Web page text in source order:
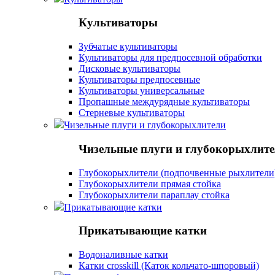
Культиваторы
Зубчатые культиваторы
Культиваторы для предпосевной обработки
Дисковые культиваторы
Культиваторы предпосевные
Культиваторы универсальные
Пропашные междурядные культиваторы
Стерневые культиваторы
Чизельные плуги и глубокорыхлители
Чизельные плуги и
Глубокорыхлители (подпочвенные
Глубокорыхлители прямая стойка
Глубокорыхлители параплау стойка
Прикатывающие катки
Прикатывающие катки
Водоналивные катки
Катки crosskill (Каток кольчато-шпоровый)